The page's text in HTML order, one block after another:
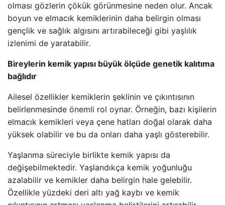
olması gözlerin çökük görünmesine neden olur. Ancak
boyun ve elmacık kemiklerinin daha belirgin olması
gençlik ve sağlık algısını artırabileceği gibi yaşlılık
izlenimi de yaratabilir.
Bireylerin kemik yapısı büyük ölçüde genetik kalıtıma
bağlıdır
Ailesel özellikler kemiklerin şeklinin ve çıkıntısının
belirlenmesinde önemli rol oynar. Örneğin, bazı kişilerin
elmacık kemikleri veya çene hatları doğal olarak daha
yüksek olabilir ve bu da onları daha yaşlı gösterebilir.
Yaşlanma süreciyle birlikte kemik yapısı da
değişebilmektedir. Yaşlandıkça kemik yoğunluğu
azalabilir ve kemikler daha belirgin hale gelebilir.
Özellikle yüzdeki deri altı yağ kaybı ve kemik